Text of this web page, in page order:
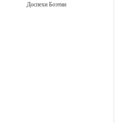
Доспехи Боэтии